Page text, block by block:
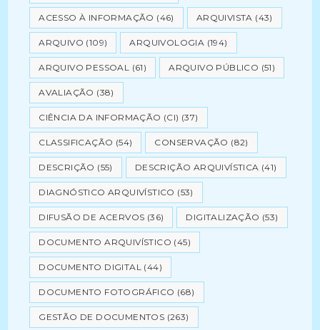
ACESSO À INFORMAÇÃO (46) ARQUIVISTA (43)
ARQUIVO (109) ARQUIVOLOGIA (194)
ARQUIVO PESSOAL (61) ARQUIVO PÚBLICO (51)
AVALIAÇÃO (38)
CIÊNCIA DA INFORMAÇÃO (CI) (37)
CLASSIFICAÇÃO (54) CONSERVAÇÃO (82)
DESCRIÇÃO (55) DESCRIÇÃO ARQUIVÍSTICA (41)
DIAGNÓSTICO ARQUIVÍSTICO (53)
DIFUSÃO DE ACERVOS (36) DIGITALIZAÇÃO (53)
DOCUMENTO ARQUIVÍSTICO (45)
DOCUMENTO DIGITAL (44)
DOCUMENTO FOTOGRÁFICO (68)
GESTÃO DE DOCUMENTOS (263)